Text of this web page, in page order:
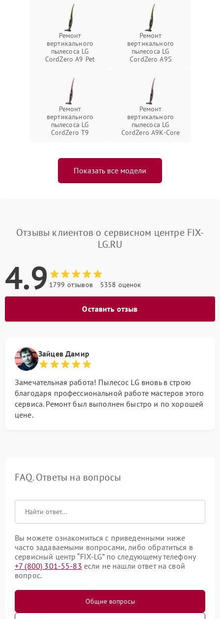
Ремонт
вертикального
пылесоса LG
CordZero A9 Pet
Ремонт
вертикального
пылесоса LG
CordZero A9S
Ремонт
вертикального
пылесоса LG
CordZero T9
Ремонт
вертикального
пылесоса LG
CordZero A9K-Core
Показать все модели
Отзывы клиентов о сервисном центре FIX-
LG.RU
4.9 1799 отзывов 5358 оценок
Оставить отзыв
Зайцев Дамир
Замечательная работа! Пылесос LG вновь в строю
благодаря профессиональной работе мастеров этого
сервиса. Ремонт был выполнен быстро и по хорошей
цене.
FAQ. Ответы на вопросы
Вы можете ознакомиться с приведенными ниже
часто задаваемыми вопросами, либо обратиться в
сервисный центр “FIX-LG” по следующему телефону
+7 (800) 301-55-83 если не нашли ответ на свой
вопрос.
Общие вопросы